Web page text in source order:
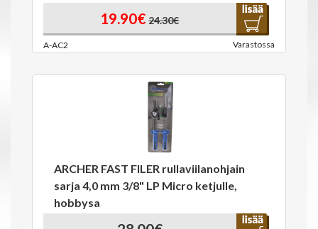
19.90€ 24.30€
A-AC2 Varastossa
ARCHER FAST FILER rullaviilanohjain
sarja 4,0 mm 3/8" LP Micro ketjulle,
hobbysa